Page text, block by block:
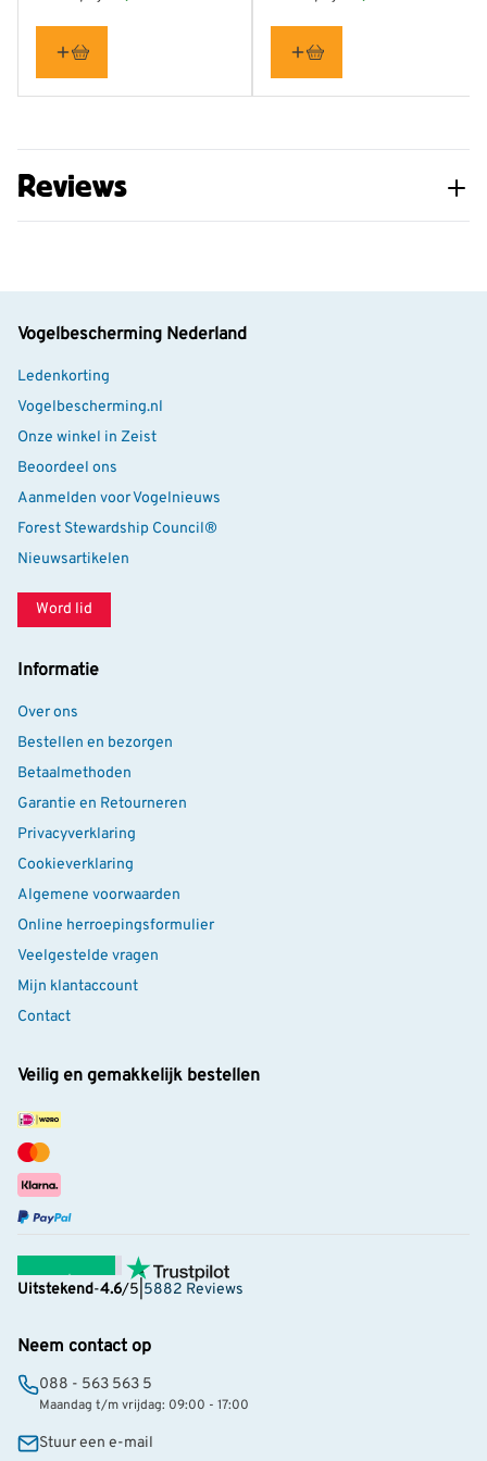
Reviews
Vogelbescherming Nederland
Ledenkorting
Vogelbescherming.nl
Onze winkel in Zeist
Beoordeel ons
Aanmelden voor Vogelnieuws
Forest Stewardship Council®
Nieuwsartikelen
Word lid
Informatie
Over ons
Bestellen en bezorgen
Betaalmethoden
Garantie en Retourneren
Privacyverklaring
Cookieverklaring
Algemene voorwaarden
Online herroepingsformulier
Veelgestelde vragen
Mijn klantaccount
Contact
Veilig en gemakkelijk bestellen
Uitstekend-4.6/5 5882 Reviews
Neem contact op
088 - 563 563 5
Maandag t/m vrijdag: 09:00 - 17:00
Stuur een e-mail